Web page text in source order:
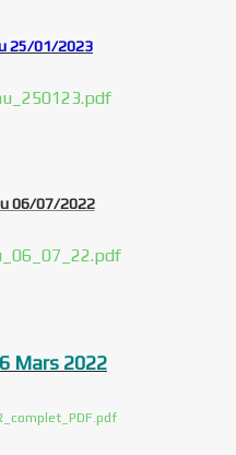
25/01/2023
06/07/2022
Mars 2022